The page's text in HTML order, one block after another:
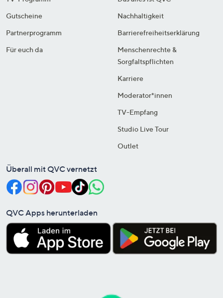
Gutscheine
Partnerprogramm
Für euch da
Nachhaltigkeit
Barrierefreiheitserklärung
Menschenrechte &
Sorgfaltspflichten
Karriere
Moderator*innen
TV-Empfang
Studio Live Tour
Outlet
Überall mit QVC vernetzt
QVC Apps herunterladen